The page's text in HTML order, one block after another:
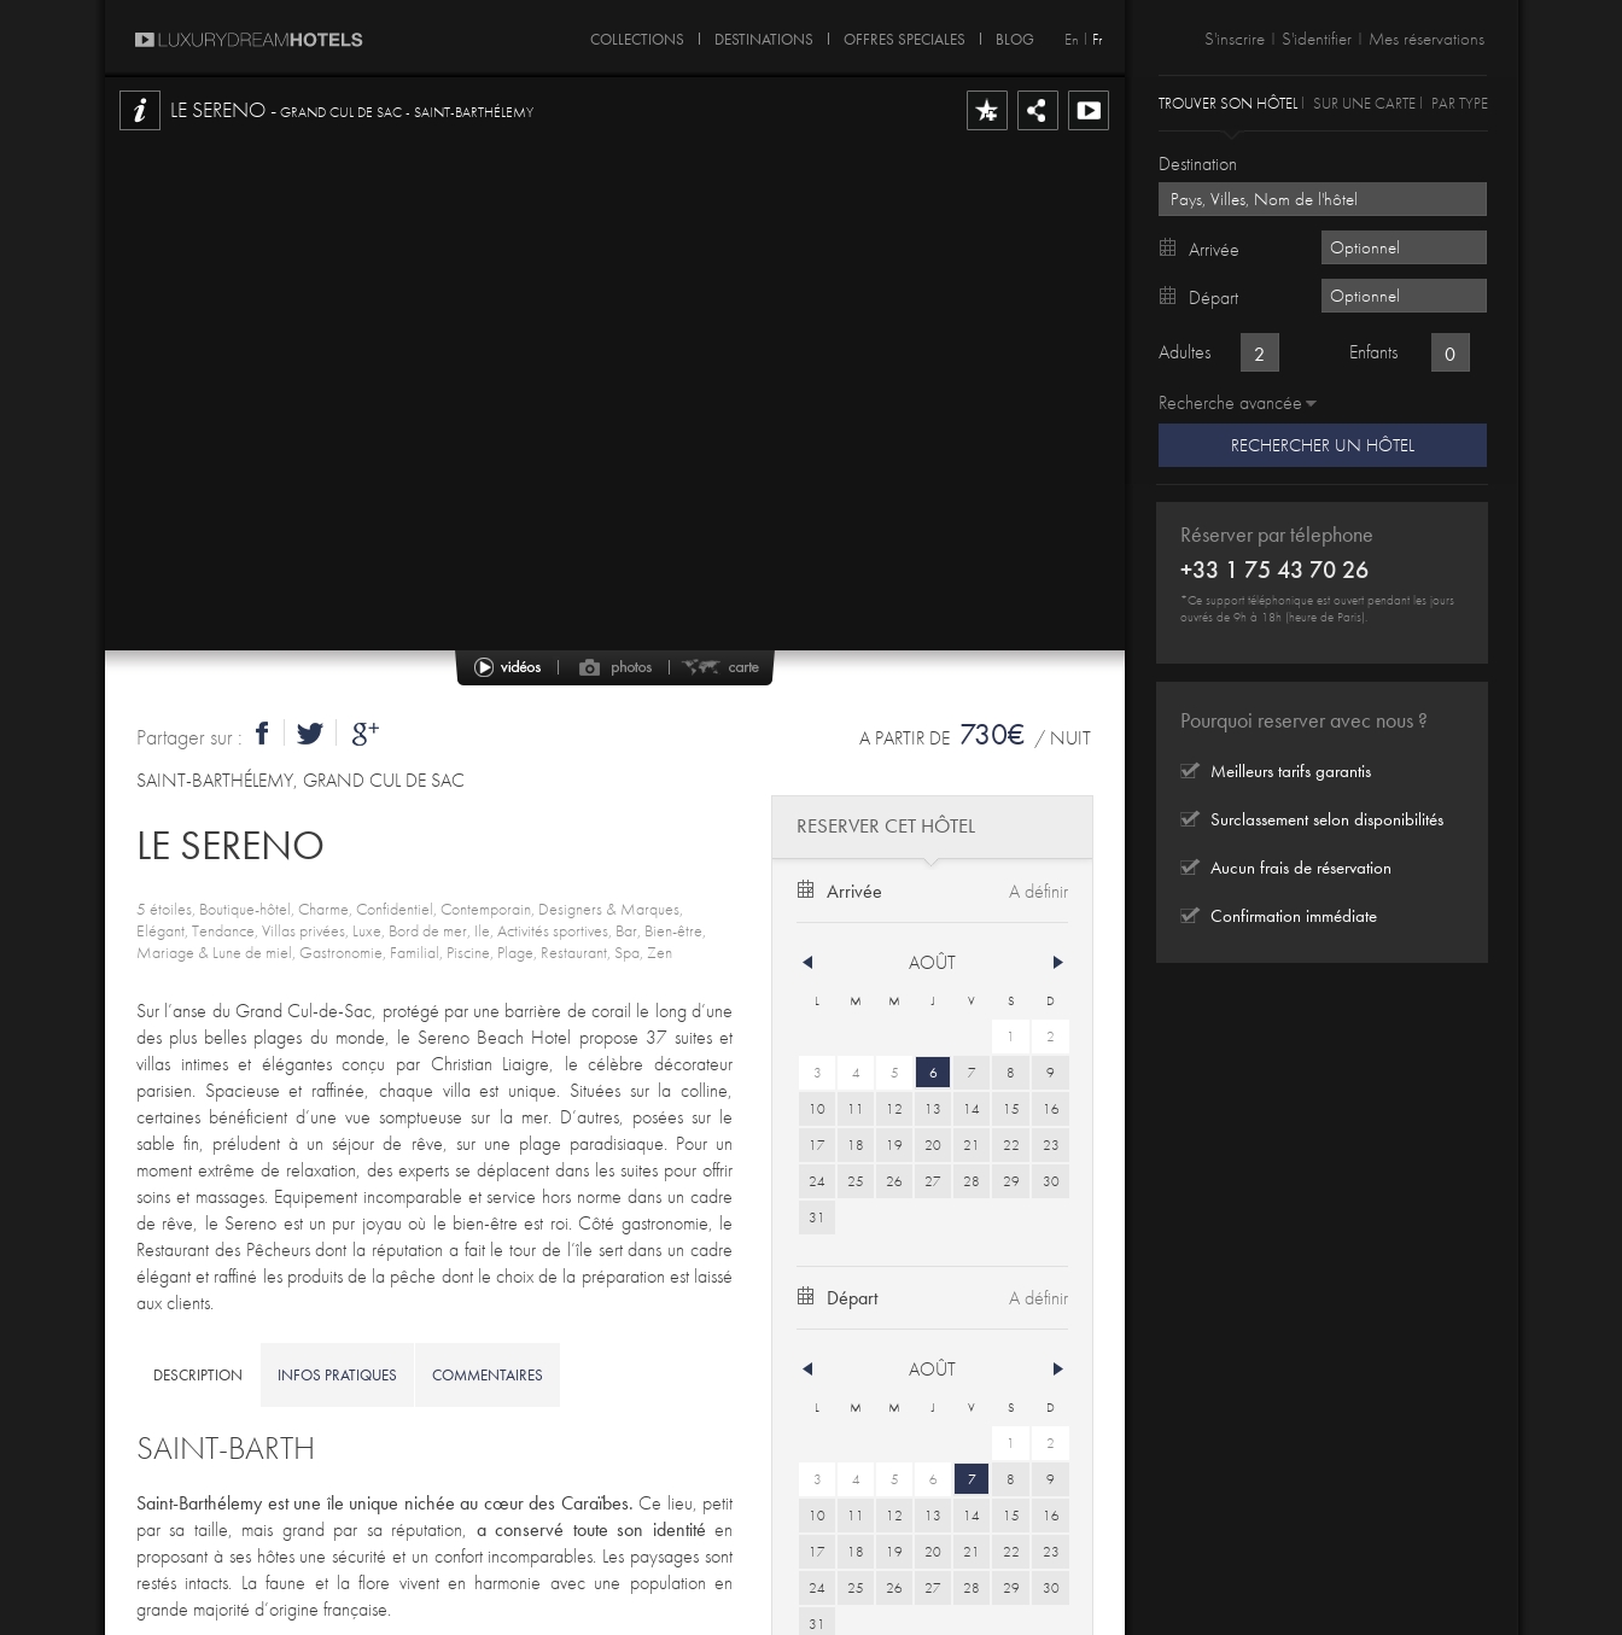
COLLECTIONS DESTINATIONS OFFRES SPECIALES BLOG En Fr S'inscrire | S'identifier | Mes réservations
LE SERENO -GRAND CUL DE SAC - SAINT-BARTHÉLEMY
A PARTIR DE 730€ / NUIT
Partager sur :
SAINT-BARTHÉLEMY, GRAND CUL DE SAC
LE SERENO
5 étoiles, Boutique-hôtel, Charme, Confidentiel, Contemporain, Designers & Marques,
Elégant, Tendance, Villas privées, Luxe, Bord de mer, Ile, Activités sportives, Bar, Bien-être,
Mariage & Lune de miel, Gastronomie, Familial, Piscine, Plage, Restaurant, Spa, Zen
Sur l’anse du Grand Cul-de-Sac, protégé par une barrière de corail le long d’une
des plus belles plages du monde, le Sereno Beach Hotel propose 37 suites et
villas intimes et élégantes conçu par Christian Liaigre, le célèbre décorateur
parisien. Spacieuse et raffinée, chaque villa est unique. Situées sur la colline,
certaines bénéficient d’une vue somptueuse sur la mer. D’autres, posées sur le
sable fin, préludent à un séjour de rêve, sur une plage paradisiaque. Pour un
moment extrême de relaxation, des experts se déplacent dans les suites pour offrir
soins et massages. Equipement incomparable et service hors norme dans un cadre
de rêve, le Sereno est un pur joyau où le bien-être est roi. Côté gastronomie, le
Restaurant des Pêcheurs dont la réputation a fait le tour de l’île sert dans un cadre
élégant et raffiné les produits de la pêche dont le choix de la préparation est laissé
aux clients.
DESCRIPTION INFOS PRATIQUES COMMENTAIRES
SAINT-BARTH
Saint-Barthélemy est une île unique nichée au cœur des Caraïbes. Ce lieu, petit
par sa taille, mais grand par sa réputation, a conservé toute son identité en
proposant à ses hôtes une sécurité et un confort incomparables. Les paysages sont
restés intacts. La faune et la flore vivent en harmonie avec une population en
grande majorité d’origine française.
RESERVER CET HÔTEL
Arrivée
AOÛT
L M M J V S D
1
2
3
4 5 6 7 8
9
10
11 12 13 14 15
16
17
18 19 20 21 22
23
24
25 26 27 28 29
30
31
Départ
AOÛT
L M M J V S D
1
2
3
4 5 6 7 8
9
10
11 12 13 14 15
16
17
18 19 20 21 22
23
24
25 26 27 28 29
30
31
TROUVER SON HÔTEL SUR UNE CARTE PAR TYPE
Destination
Arrivée
Départ
Adultes
Enfants
Recherche avancée
RECHERCHER UN HÔTEL
Réserver par télephone
+33 1 75 43 70 26
*Ce support téléphonique est ouvert pendant les jours
ouvrés de 9h à 18h (heure de Paris).
Pourquoi reserver avec nous ?
Meilleurs tarifs garantis
Surclassement selon disponibilités
Aucun frais de réservation
Confirmation immédiate